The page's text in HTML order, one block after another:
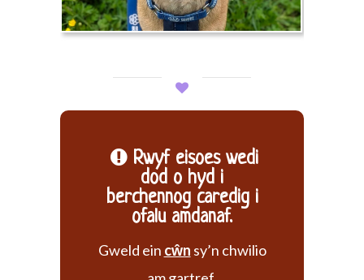
Rwyf eisoes wedi
dod o hyd i
berchennog caredig i
ofalu amdanaf.
Gweld ein cŵn sy’n chwilio